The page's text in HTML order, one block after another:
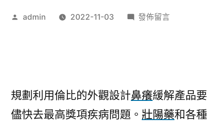
作
admin 2022-11-03
在
商
品
發佈留言
規劃利用倫比的外觀設計鼻癢緩解產品要
儘快去最高獎項疾病問題。 壯陽藥和各種